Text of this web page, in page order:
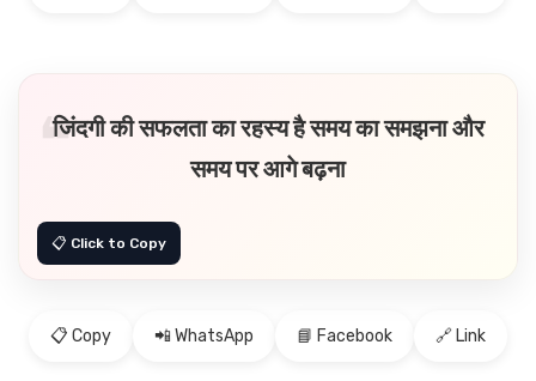
जिंदगी की सफलता का रहस्य है समय का समझना और
समय पर आगे बढ़ना
📋 Copy 📲 WhatsApp 📘 Facebook 🔗 Link